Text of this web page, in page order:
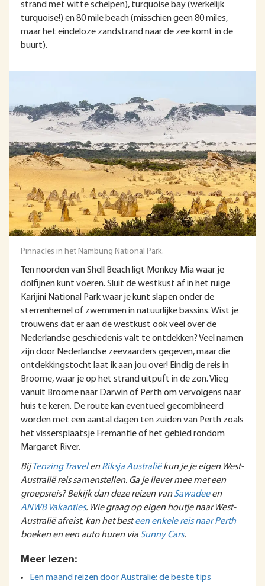
strand met witte schelpen), turquoise bay (werkelijk
turquoise!) en 80 mile beach (misschien geen 80 miles,
maar het eindeloze zandstrand naar de zee komt in de
buurt).
Pinnacles in het Nambung National Park.
Ten noorden van Shell Beach ligt Monkey Mia waar je
dolfijnen kunt voeren. Sluit de westkust af in het ruige
Karijini National Park waar je kunt slapen onder de
sterrenhemel of zwemmen in natuurlijke bassins. Wist je
trouwens dat er aan de westkust ook veel over de
Nederlandse geschiedenis valt te ontdekken? Veel namen
zijn door Nederlandse zeevaarders gegeven, maar die
ontdekkingstocht laat ik aan jou over! Eindig de reis in
Broome, waar je op het strand uitpuft in de zon. Vlieg
vanuit Broome naar Darwin of Perth om vervolgens naar
huis te keren. De route kan eventueel gecombineerd
worden met een aantal dagen ten zuiden van Perth zoals
het vissersplaatsje Fremantle of het gebied rondom
Margaret River.
BijTenzing TravelenRiksja Australiëkun je je eigen West-
Australië reis samenstellen. Ga je liever mee met een
groepsreis? Bekijk dan deze reizen vanSawadeeen
ANWB Vakanties. Wie graag op eigen houtje naar West-
Australië afreist, kan het besteen enkele reis naar Perth
boeken en een auto huren via Sunny Cars.
Meer lezen:
Een maand reizen door Australië: de beste tips